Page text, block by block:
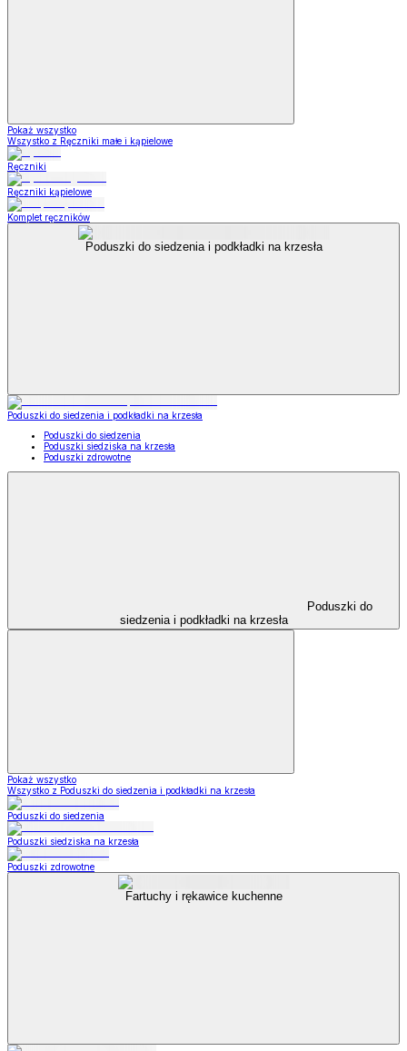
Pokaż wszystko
Wszystko z Ręczniki małe i kąpielowe
Ręczniki
Ręczniki kąpielowe
Komplet ręczników
Poduszki do siedzenia i podkładki na krzesła
Poduszki do siedzenia i podkładki na krzesła
Poduszki do siedzenia
Poduszki siedziska na krzesła
Poduszki zdrowotne
Poduszki do
siedzenia i podkładki na krzesła
Pokaż wszystko
Wszystko z Poduszki do siedzenia i podkładki na krzesła
Poduszki do siedzenia
Poduszki siedziska na krzesła
Poduszki zdrowotne
Fartuchy i rękawice kuchenne